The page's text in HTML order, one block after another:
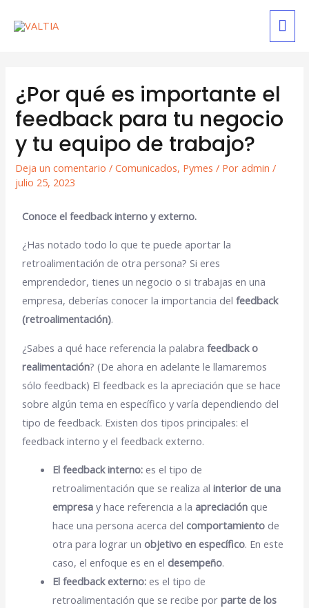
¿Por qué es importante el
feedback para tu negocio
y tu equipo de trabajo?
Deja un comentario /Comunicados, Pymes / Poradmin /
julio 25, 2023
Conoce el feedback interno y externo.
¿Has notado todo lo que te puede aportar la
retroalimentación de otra persona? Si eres
emprendedor, tienes un negocio o si trabajas en una
empresa, deberías conocer la importancia delfeedback
(retroalimentación).
¿Sabes a qué hace referencia la palabrafeedback o
realimentación? (De ahora en adelante le llamaremos
sólo feedback) El feedback es la apreciación que se hace
sobre algún tema en específico y varía dependiendo del
tipo de feedback. Existen dos tipos principales: el
feedback interno y el feedback externo.
El feedback interno: es el tipo de
retroalimentación que se realiza alinterior de una
empresa y hace referencia a laapreciación que
hace una persona acerca delcomportamiento de
otra para lograr unobjetivo en específico. En este
caso, el enfoque es en eldesempeño.
El feedback externo: es el tipo de
retroalimentación que se recibe porparte de los